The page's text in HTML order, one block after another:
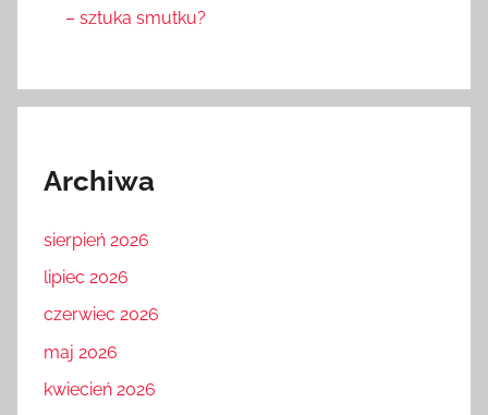
– sztuka smutku?
Archiwa
sierpień 2026
lipiec 2026
czerwiec 2026
maj 2026
kwiecień 2026